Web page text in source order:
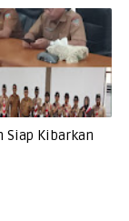
Siap Kibarkan